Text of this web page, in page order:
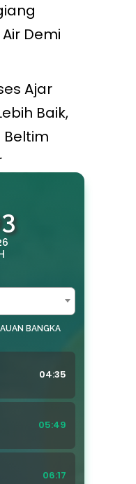
Demi
Ajar
Baik,
Beltim
BANGKA
04:35
05:49
06:17